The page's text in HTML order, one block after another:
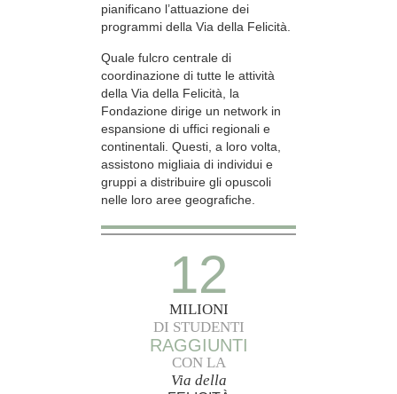
pianificano l’attuazione dei
programmi della Via della Felicità.
Quale fulcro centrale di
coordinazione di tutte le attività
della Via della Felicità, la
Fondazione dirige un network in
espansione di uffici regionali e
continentali. Questi, a loro volta,
assistono migliaia di individui e
gruppi a distribuire gli opuscoli
nelle loro aree geografiche.
12
MILIONI
DI STUDENTI
RAGGIUNTI
CON LA
Via della